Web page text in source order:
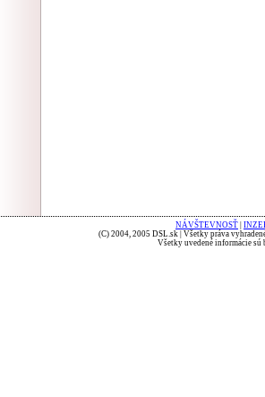
NÁVŠTEVNOSŤ
(C) 2004, 2005 DSL.sk | Všetky práva
Všetky uvedené informácie sú